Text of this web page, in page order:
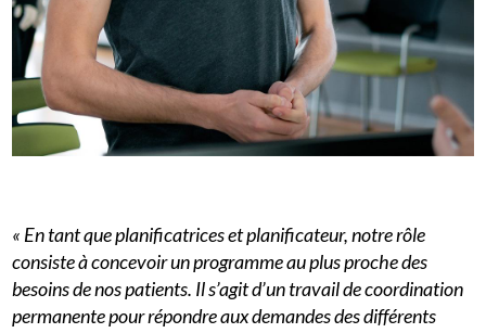
« En tant que planificatrices et planificateur, notre rôle
consiste à concevoir un programme au plus proche des
besoins de nos patients. Il s’agit d’un travail de coordination
permanente pour répondre aux demandes des différents